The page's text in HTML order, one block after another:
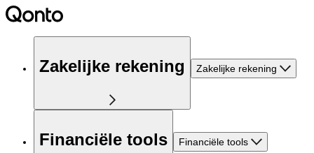
Zakelijke rekening Zakelijke rekening
Financiële tools Financiële tools